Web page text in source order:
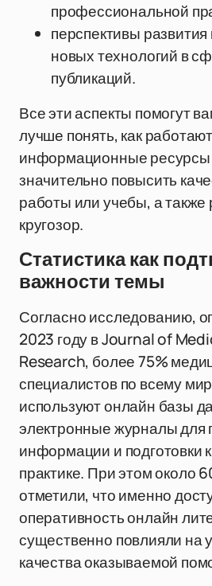
профессиональной
перспективы
новых технологий в
публикаций.
Все эти аспекты помогут
лучше понять, как
информационные ресурсы
значительно повысить
работы или учебы, а также
кругозор.
Статистика как
важности темы
Согласно исследованию,
2023 году в Journal of
Research, более 75%
специалистов по всему
используют онлайн базы
электронные журналы для
информации и подготовки
практике. При этом около
отметили, что именно
оперативность онлайн
существенно повлияли на
качества оказываемой